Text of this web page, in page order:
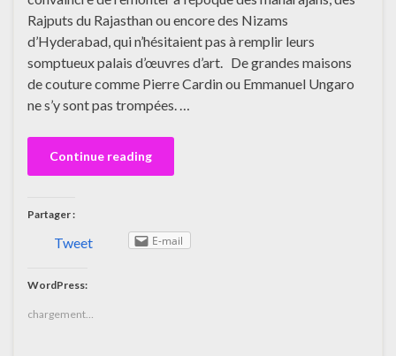
Rajputs du Rajasthan ou encore des Nizams
d’Hyderabad, qui n’hésitaient pas à remplir leurs
somptueux palais d’œuvres d’art. De grandes maisons
de couture comme Pierre Cardin ou Emmanuel Ungaro
ne s’y sont pas trompées. …
Continue reading
Partager :
Tweet E-mail
WordPress:
chargement…